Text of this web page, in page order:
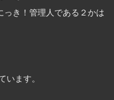
き！管理人である２かは
います。